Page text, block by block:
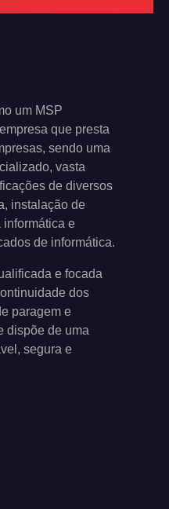
um MSP
que presta
sendo uma
vasta
de diversos
instalação de
informática e
de informática.
e focada
dos
paragem e
dispõe de uma
segura e